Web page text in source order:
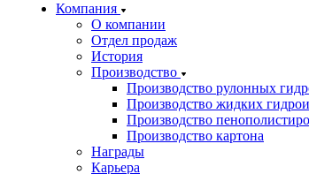
Компания
О компании
Отдел продаж
История
Производство
Производство рулонных
Производство жидких
Производство
Производство картона
Награды
Карьера